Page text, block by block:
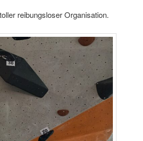
reibungsloser Organisation.